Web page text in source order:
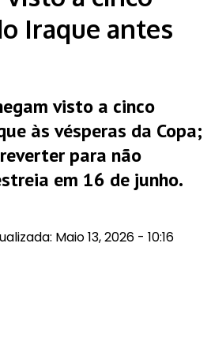
Iraque antes
visto a cinco
às vésperas da Copa;
para não
em 16 de junho.
Maio 13, 2026 - 10:16